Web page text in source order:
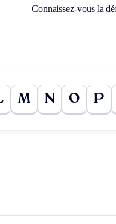
Connaissez-vous la
M N O P